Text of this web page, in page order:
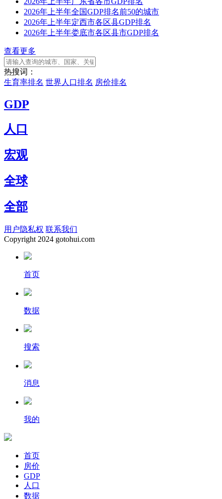
2026年上半年全国GDP排名前50的城市
2026年上半年定西市各区县GDP排名
2026年上半年娄底市各区县市GDP排名
查看更多
热搜词：
生育率排名 世界人口排名 房价排名
GDP
人口
宏观
全球
全部
用户隐私权 联系我们
Copyright 2024 gotohui.com
首页
数据
搜索
消息
我的
首页
房价
GDP
人口
数据